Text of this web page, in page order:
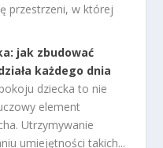
przestrzeni, w której
jak zbudować
każdego dnia
dziecka to nie
element
Utrzymywanie
umiejętności takich...